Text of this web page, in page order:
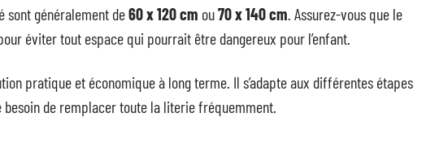
sont généralement de60 x 120 cm ou70 x 140 cm. Assurez-vous que le
éviter tout espace qui pourrait être dangereux pour l’enfant.
pratique et économique à long terme. Il s’adapte aux différentes étapes
besoin de remplacer toute la literie fréquemment.